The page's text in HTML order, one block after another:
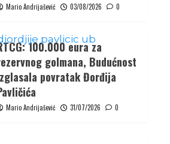
Mario Andrijašević 03/08/2026 0
100.000 eura za
golmana, Budućnost
povratak Đorđija
Mario Andrijašević 31/07/2026 0